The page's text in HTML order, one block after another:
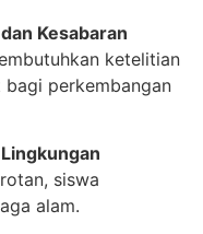
Kesabaran
ketelitian
perkembangan
siswa
alam.